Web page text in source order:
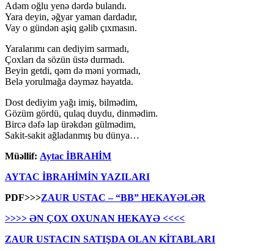
Adəm oğlu yenə dərdə bulandı.
Yara deyin, əğyar yaman dardadır,
Vay o gündən aşiq gəlib çıxmasın.
Yaralarımı can dediyim sarmadı,
Çoxları da sözün üstə durmadı.
Beyin getdi, qəm də məni yormadı,
Belə yorulmağa dəyməz həyatda.
Dost dediyim yağı imiş, bilmədim,
Gözüm gördü, qulaq duydu, dinmədim.
Bircə dəfə lap ürəkdən gülmədim,
Sakit-sakit ağladanmış bu dünya…
Müəllif: Aytac İBRAHİM
AYTAC İBRAHİMİN YAZILARI
PDF>>>ZAUR USTAC – “BB” HEKAYƏLƏR
>>>> ƏN ÇOX OXUNAN HEKAYƏ <<<<
ZAUR USTACIN SATIŞDA OLAN KİTABLARI